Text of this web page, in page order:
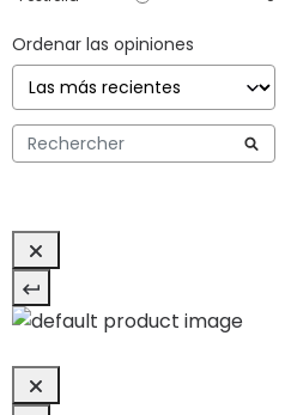
Ordenar las opiniones